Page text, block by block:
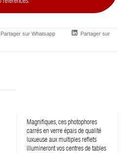
Partager sur Whatsapp Partager sur
Magnifiques, ces photophores
carrés en verre épais de qualité
luxueuse aux multiples reflets
illumineront vos centres de tables